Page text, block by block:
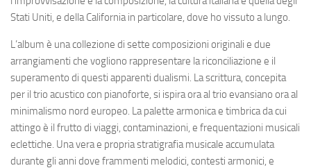
Stati Uniti, e della California in particolare, dove ho vissuto a lungo.
L’album è una collezione di sette composizioni originali e due
arrangiamenti che vogliono rappresentare la riconciliazione e il
superamento di questi apparenti dualismi. La scrittura, concepita
per il trio acustico con pianoforte, si ispira ora al trio evansiano ora al
minimalismo nord europeo. La palette armonica e timbrica da cui
attingo è il frutto di viaggi, contaminazioni, e frequentazioni musicali
eclettiche. Una vera e propria stratigrafia musicale accumulata
durante gli anni dove frammenti melodici, contesti armonici, e